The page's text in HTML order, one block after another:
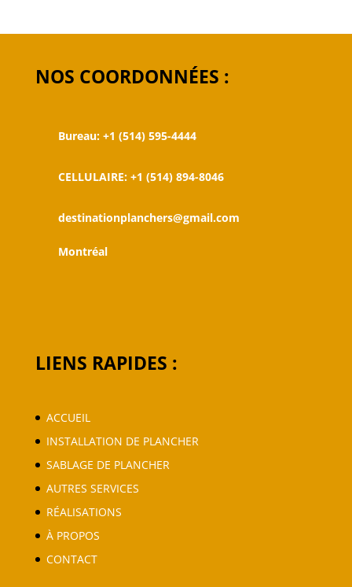
NOS COORDONNÉES :
Bureau: +1 (514) 595-4444
CELLULAIRE: +1 (514) 894-8046
destinationplanchers@gmail.com
Montréal
LIENS RAPIDES :
ACCUEIL
INSTALLATION DE PLANCHER
SABLAGE DE PLANCHER
AUTRES SERVICES
RÉALISATIONS
À PROPOS
CONTACT